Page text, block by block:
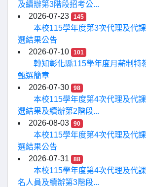
及續辦第3階段招考公...
2026-07-23
145
本校115學年度第3次代理及代
選結果公告
2026-07-10
101
轉知彰化縣115學年度月薪制特
甄選簡章
2026-07-30
98
本校115學年度第4次代理及代
選結果及續辦第2階段...
2026-08-03
90
本校115學年度第4次代理及代
選結果公告
2026-07-31
88
本校115學年度第4次代理及代
名人員及續辦第3階段...